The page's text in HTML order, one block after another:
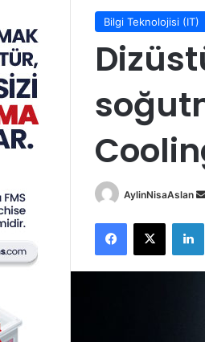
Bilgi Teknolojisi (IT)
AylinNisaAslan
Facebook
X